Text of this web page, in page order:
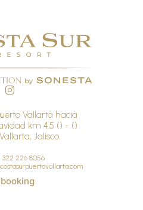
Vallarta hacia
km 4.5 () - ()
Jalisco.
322 226 8056